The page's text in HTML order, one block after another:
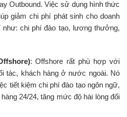
Outbound. Việc sử dụng hình thức
giảm chi phí phát sinh cho doanh
như: chi phí đào tạo, lương thưởng,
: Offshore rất phù hợp với
tác, khách hàng ở nước ngoài. Nó
tiết kiệm chi phí đào tạo ngôn ngữ,
24/24, tăng mức độ hài lòng đối